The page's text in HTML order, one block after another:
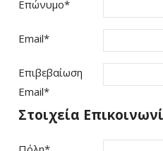
Επώνυμο*
Email*
Επιβεβαίωση
Email*
Στοιχεία